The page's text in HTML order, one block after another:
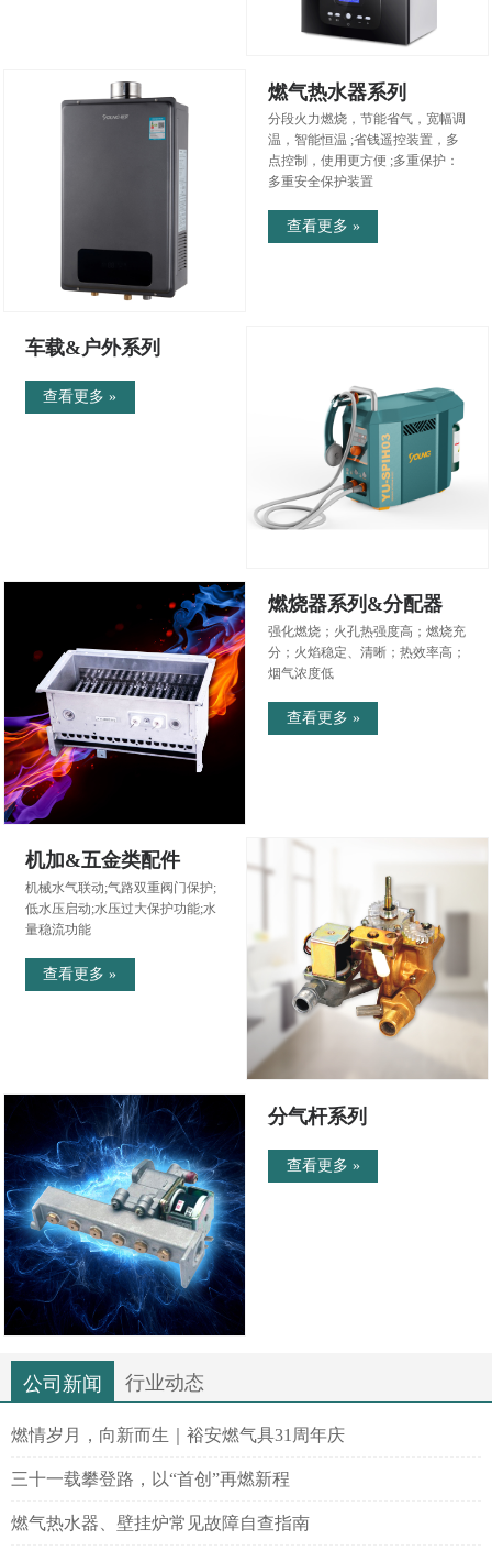
燃气热水器系列
分段火力燃烧，节能省气，宽幅调
温，智能恒温 ;省钱遥控装置，多
点控制，使用更方便 ;多重保护：
多重安全保护装置
查看更多 »
车载&户外系列
查看更多 »
燃烧器系列&分配器
强化燃烧；火孔热强度高；燃烧充
分；火焰稳定、清晰；热效率高；
烟气浓度低
查看更多 »
机加&五金类配件
机械水气联动;气路双重阀门保护;
低水压启动;水压过大保护功能;水
量稳流功能
查看更多 »
分气杆系列
查看更多 »
公司新闻 行业动态
燃情岁月，向新而生｜裕安燃气具31周年庆
三十一载攀登路，以“首创”再燃新程
燃气热水器、壁挂炉常见故障自查指南